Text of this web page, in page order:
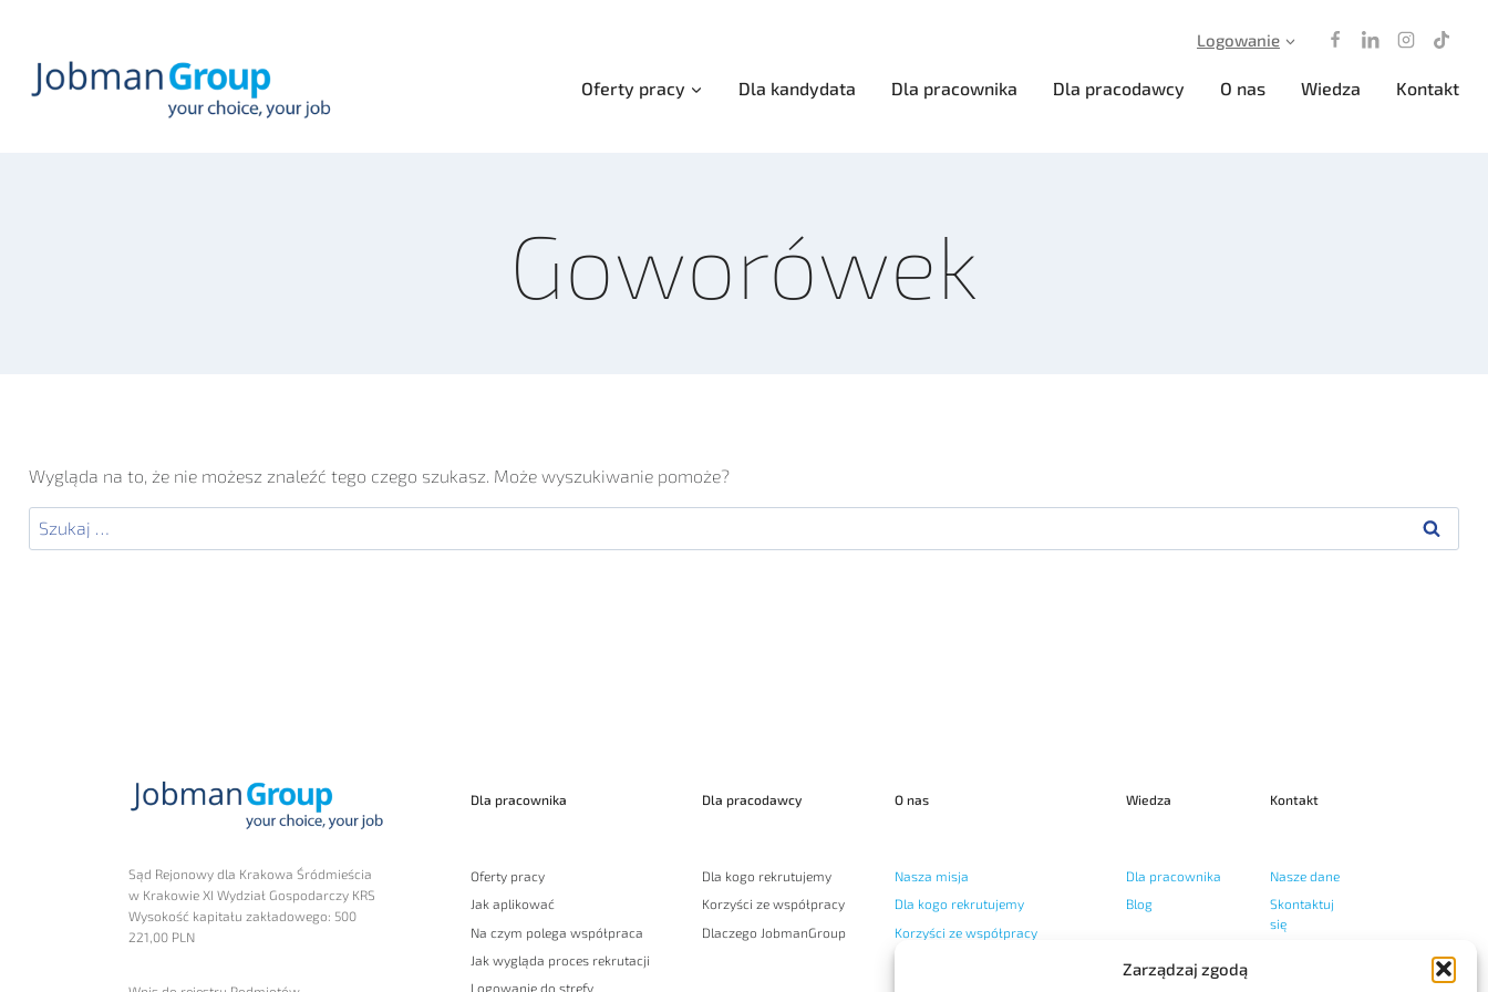
Zarządzaj zgodą
treści
Logowanie
Oferty pracy Dla kandydata Dla pracownika Dla pracodawcy O nas Wiedza Kontakt
Goworówek
Wygląda na to, że nie możesz znaleźć tego czego szukasz. Może wyszukiwanie pomoże?
Szukaj:
Sąd Rejonowy dla Krakowa Śródmieścia
w Krakowie XI Wydział Gospodarczy KRS
Wysokość kapitału zakładowego: 500
221,00 PLN
Dla pracownika
Oferty pracy
Jak aplikować
Na czym polega współpraca
Jak wygląda proces rekrutacji
Logowanie do strefy
Dla pracodawcy
Dla kogo rekrutujemy
Korzyści ze współpracy
Dlaczego JobmanGroup
O nas
Nasza misja
Dla kogo rekrutujemy
Korzyści ze współpracy
Wiedza
Dla pracownika
Blog
Kontakt
Nasze dane
Skontaktuj
się